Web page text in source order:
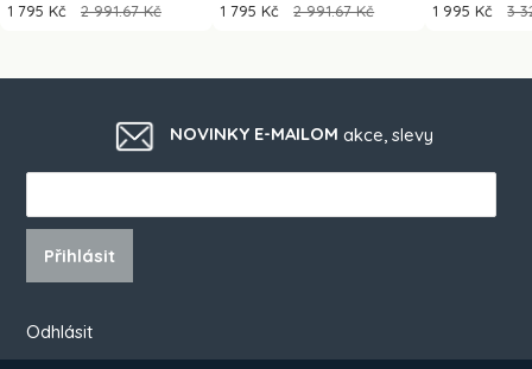
8003 - bez příčky
1 795 Kč 2 991.67 Kč
9006 - bez příčky
1 795 Kč 2 991.67 Kč 1 995 Kč 3
NOVINKY E-MAILOM akce, slevy
Přihlásit
Odhlásit